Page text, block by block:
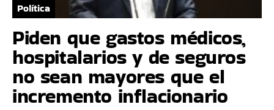
Política
Piden que gastos médicos,
hospitalarios y de seguros
no sean mayores que el
incremento inflacionario